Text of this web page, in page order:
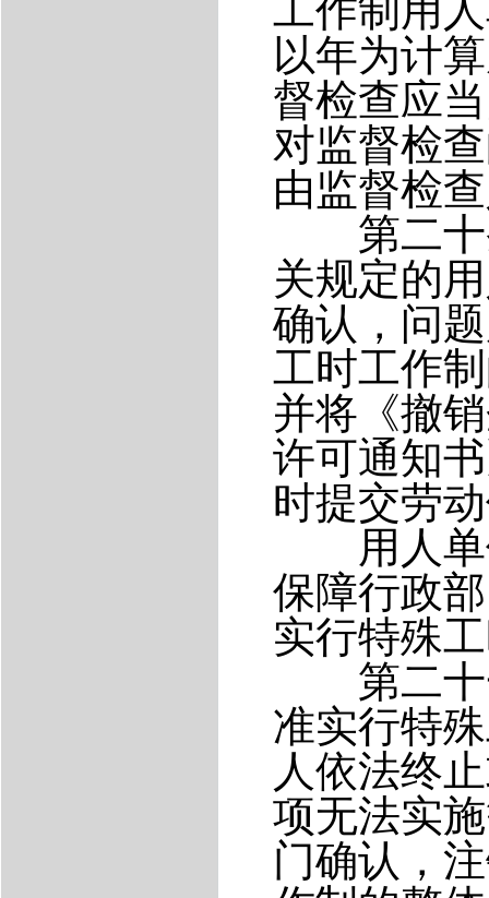
工作制用
以年为计
督检查应
对监督检
由监督检
第二十
关规定的
确认，问
工时工作
并将《撤
许可通知
时提交劳
用人单
保障行政
实行特殊
第二十
准实行特
人依法终
项无法实
门确认，